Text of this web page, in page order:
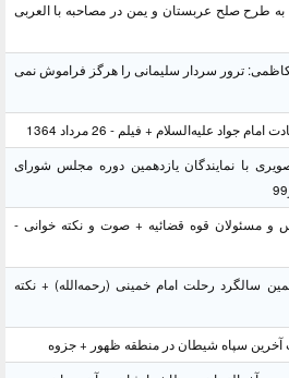
به طرح صلح عربستان و یمن در مصاحبه با العربی
ترور سردار سلیمانی را هرگز فراموش نمی
علیه‌السلام + فیلم - 26 مرداد 1364
با نمایندگان یازدهمین دوره مجلس شورای
و مسئولان قوه قضائیه + صوت و نکته خوانی -
سالگرد رحلت امام خمینی (رحمه‌الله) + نکته
سپاه شیطان در منطقه ظهور + جزوه